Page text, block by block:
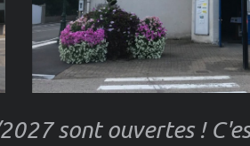
sont ouvertes !